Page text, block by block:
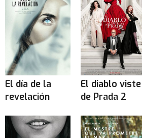
El día de la
revelación
El diablo viste
de Prada 2